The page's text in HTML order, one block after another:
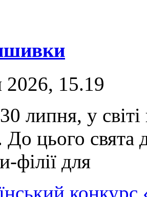
15.19
липня, у світі
цього свята
філії для